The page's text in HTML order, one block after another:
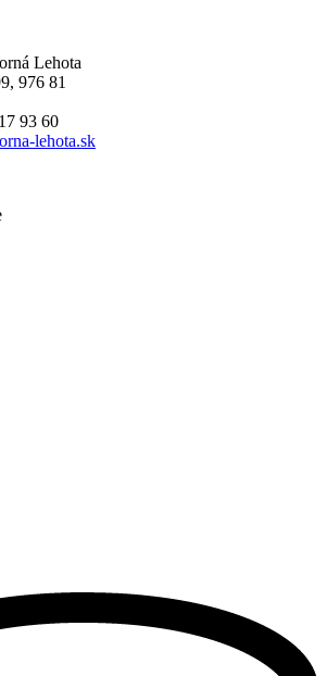
Lehota
976 81
93 60
lehota.sk